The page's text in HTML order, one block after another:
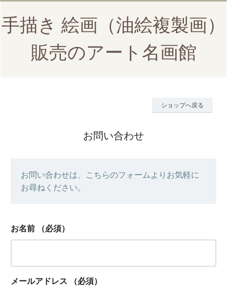
手描き 絵画（油絵複製画）
販売のアート名画館
ショップへ戻る
お問い合わせ
お問い合わせは、こちらのフォームよりお気軽に
お尋ねください。
お名前 （必須）
メールアドレス （必須）